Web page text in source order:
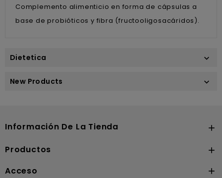
Complemento alimenticio en forma de cápsulas a
base de probióticos y fibra (fructooligosacáridos).
Dietetica 
New Products 
Información De La Tienda 
Productos 
Acceso 